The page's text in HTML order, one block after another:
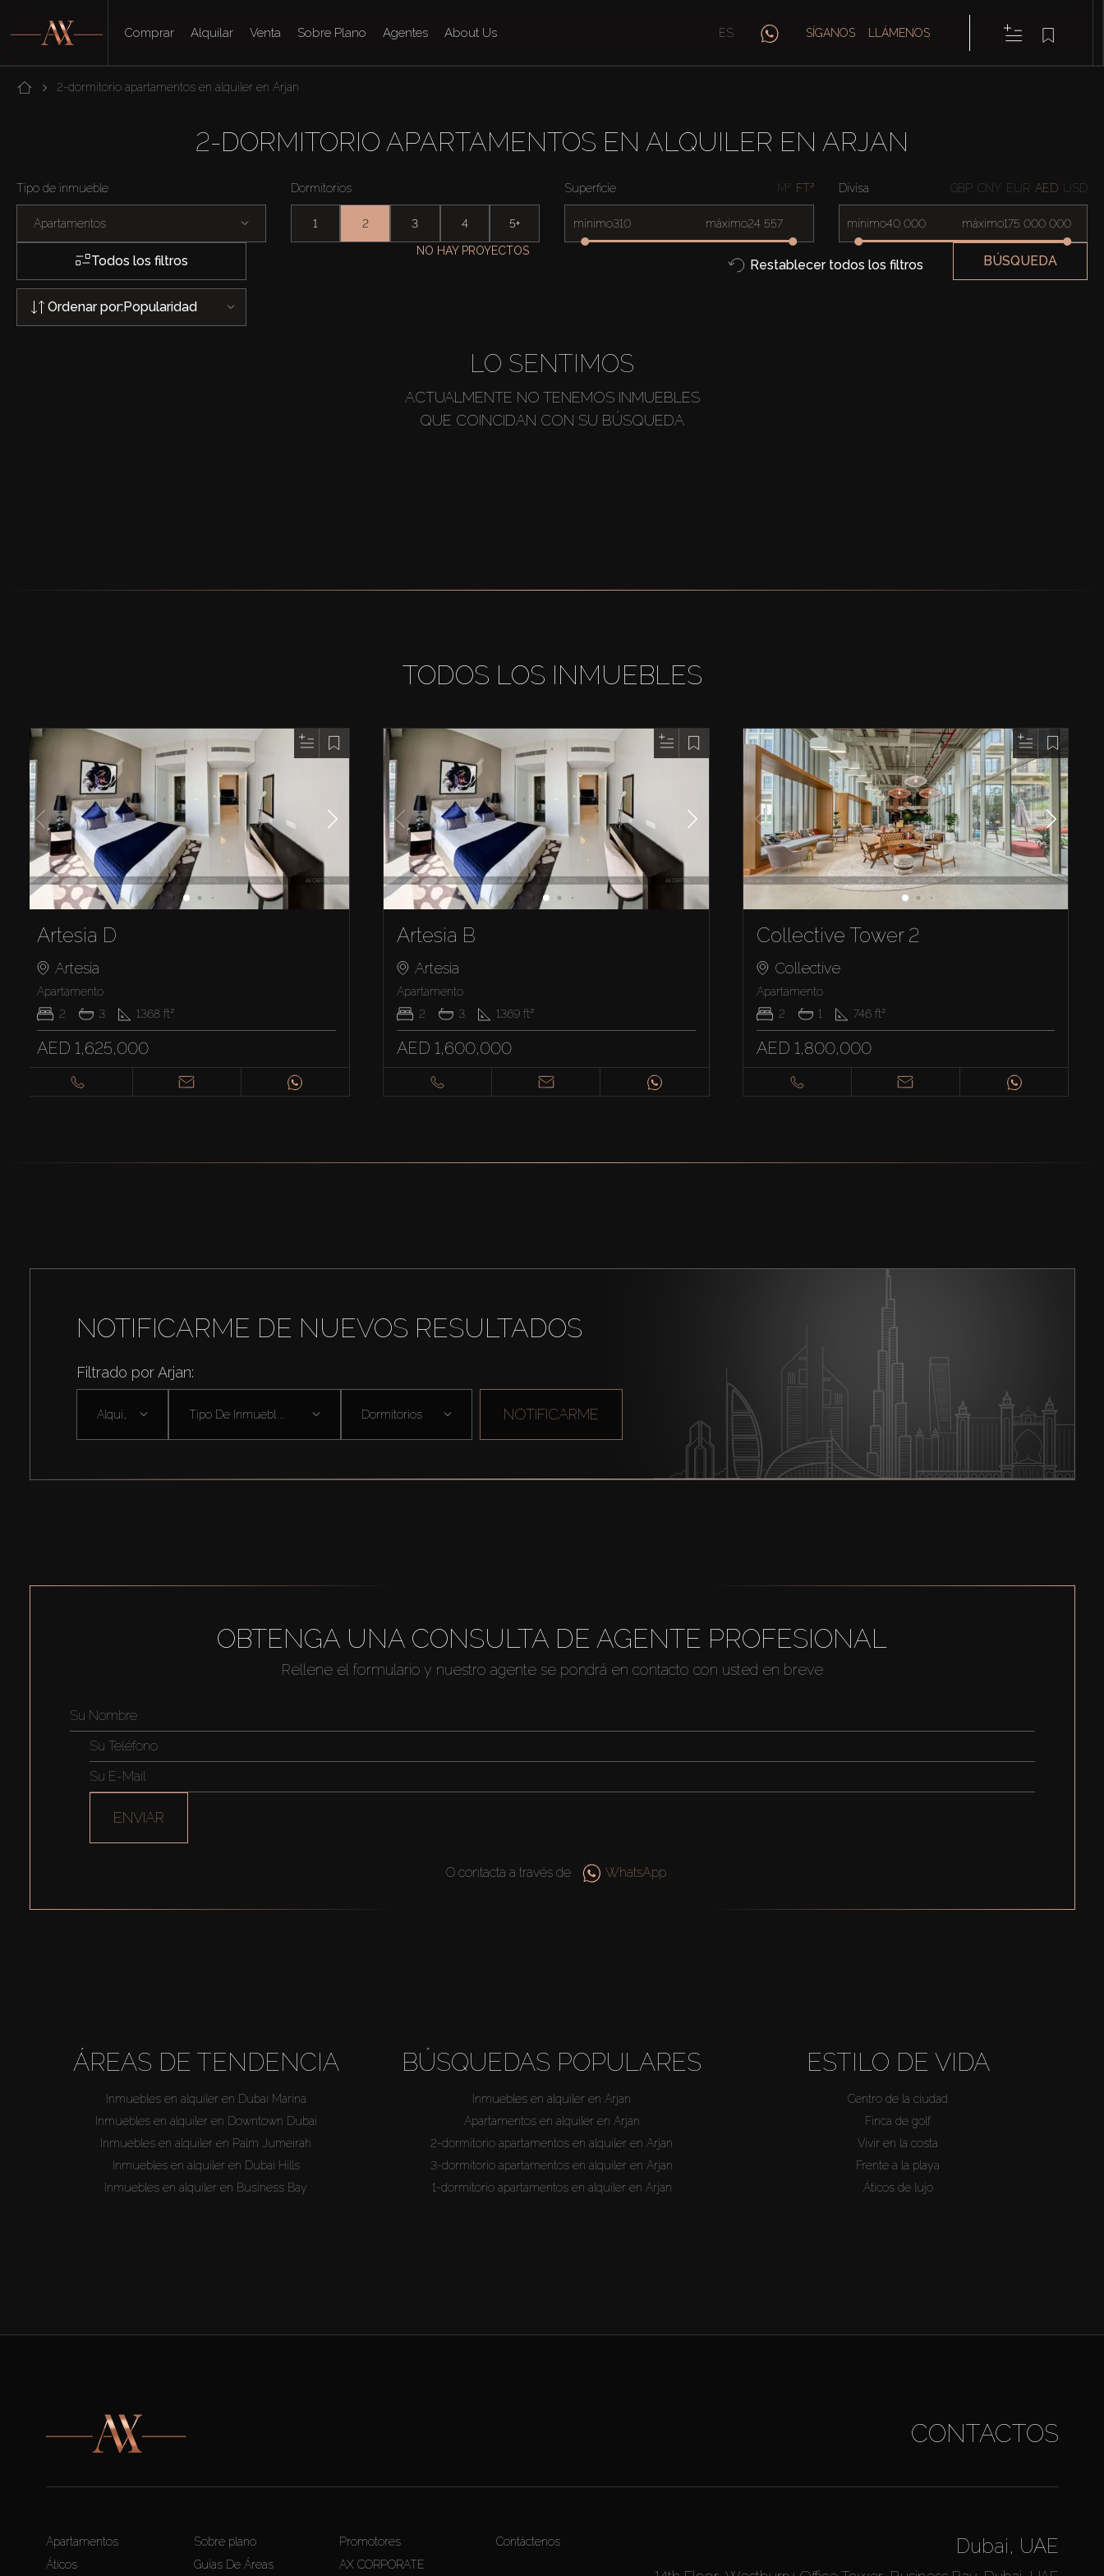
Comprar Alquilar Venta Sobre Plano Agentes About Us ES SÍGANOS LLÁMENOS
2-dormitorio apartamentos en alquiler en Arjan
2-DORMITORIO APARTAMENTOS EN ALQUILER EN ARJAN
Tipo de inmueble
Apartamentos
Dormitorios
1 2 3 4 5+
Superficie M² FT²
mínimo máximo
Divisa GBP CNY EUR AED USD
mínimo máximo
Todos los filtros
NO HAY PROYECTOS
Restablecer todos los filtros BÚSQUEDA
Ordenar por:Popularidad
LO SENTIMOS
ACTUALMENTE NO TENEMOS INMUEBLES
QUE COINCIDAN CON SU BÚSQUEDA
TODOS LOS INMUEBLES
Artesia D
Artesia
Apartamento
2
3 1368ft²
AED 1,625,000
Artesia B
Artesia
Apartamento
2
3 1369 ft²
AED 1,600,000
Collective Tower 2
Collective
Apartamento
2
1 746 ft²
AED 1,800,000
NOTIFICARME DE NUEVOS RESULTADOS
Filtrado por Arjan:
Tipo De Inmuebl ... Dormitorios NOTIFICARME
OBTENGA UNA CONSULTA DE AGENTE PROFESIONAL
Rellene el formulario y nuestro agente se pondrá en contacto con usted en breve
ENVIAR
O contacta a través de WhatsApp
ÁREAS DE TENDENCIA
Inmuebles en alquiler en Dubai Marina
Inmuebles en alquiler en Downtown Dubai
Inmuebles en alquiler en Palm Jumeirah
Inmuebles en alquiler en Dubai Hills
Inmuebles en alquiler en Business Bay
BÚSQUEDAS POPULARES
Inmuebles en alquiler en Arjan
Apartamentos en alquiler en Arjan
2-dormitorio apartamentos en alquiler en Arjan
3-dormitorio apartamentos en alquiler en Arjan
1-dormitorio apartamentos en alquiler en Arjan
ESTILO DE VIDA
Centro de la ciudad
Finca de golf
Vivir en la costa
Frente a la playa
Áticos de lujo
CONTACTOS
Apartamentos
Áticos
Sobre plano
Guías De Áreas
Promotores
AX CORPORATE
Contáctenos Dubai, UAE